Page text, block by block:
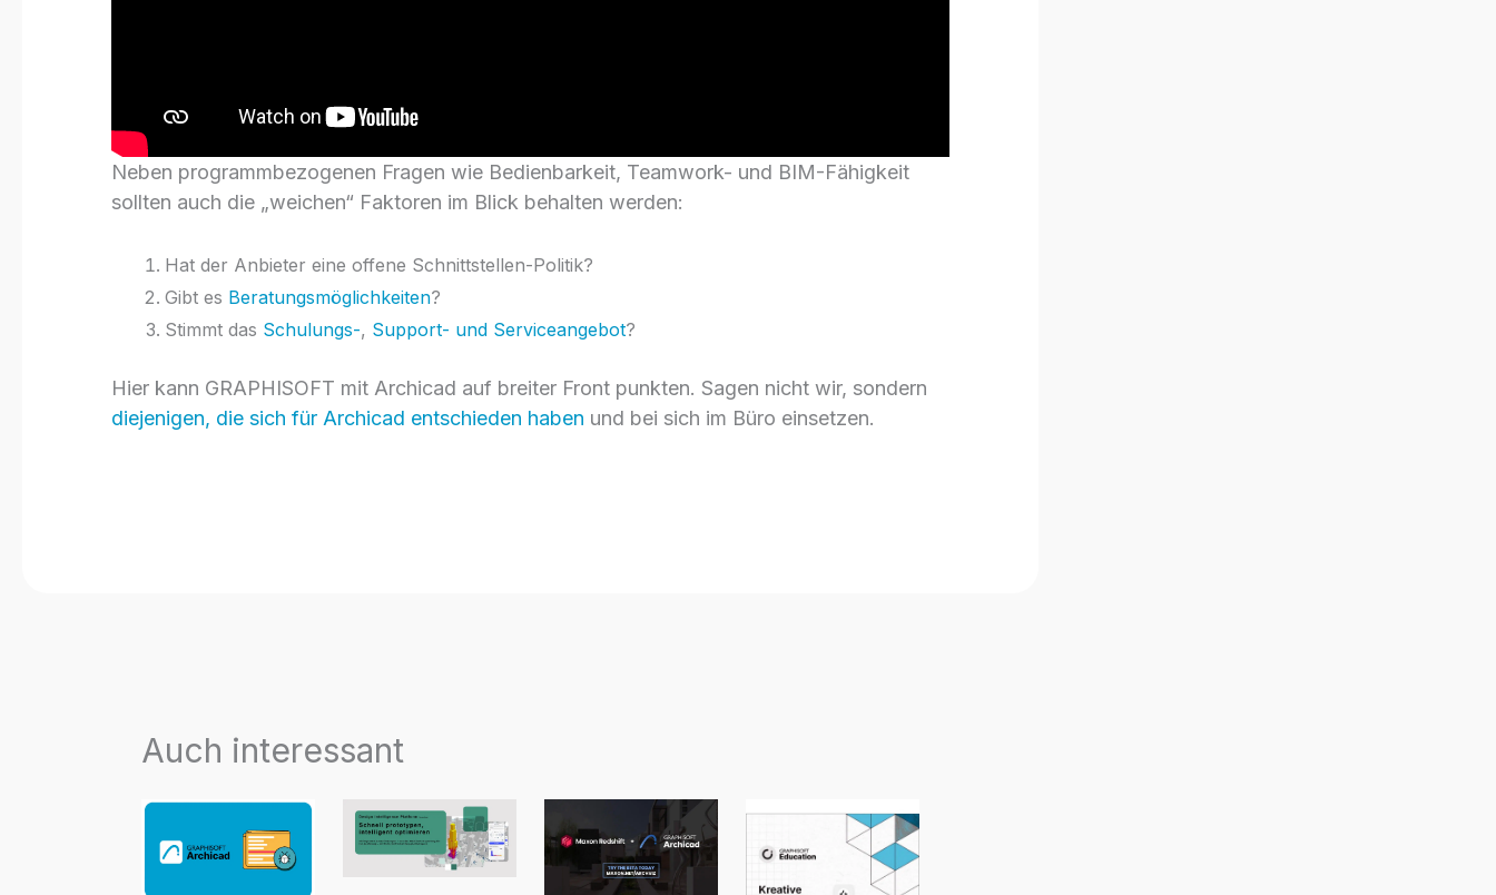
Neben programmbezogenen Fragen wie Bedienbarkeit, Teamwork- und BIM-Fähigkeit
sollten auch die „weichen“ Faktoren im Blick behalten werden:
Hat der Anbieter eine offene Schnittstellen-Politik?
Gibt es Beratungsmöglichkeiten?
Stimmt das Schulungs-, Support- und Serviceangebot?
Hier kann GRAPHISOFT mit Archicad auf breiter Front punkten. Sagen nicht wir, sondern
diejenigen, die sich für Archicad entschieden haben und bei sich im Büro einsetzen.
Auch interessant